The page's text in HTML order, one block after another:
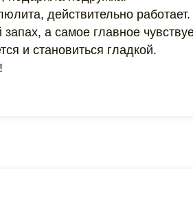
действительно работает.
а самое главное
и становиться гладкой.